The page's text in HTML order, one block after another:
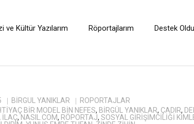
ve Kültür Yazılarım Röportajlarım Destek
BIRGÜL YANIKLAR
RÖPORTAJLAR
BIR MODEL BIN NEFES, BİRGÜL YANIKLAR, ÇADIR,
ILAÇ, NASIL.COM, RÖPORTAJ, SOSYAL GIRIŞIMCILIĞI